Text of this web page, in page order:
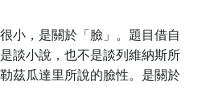
小，是關於「臉」。題目借自
談小說，也不是談列維納斯所
茲瓜達里所說的臉性。是關於